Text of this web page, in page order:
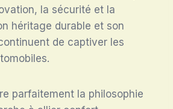
la sécurité et la
héritage durable et son
de captiver les
parfaitement la philosophie